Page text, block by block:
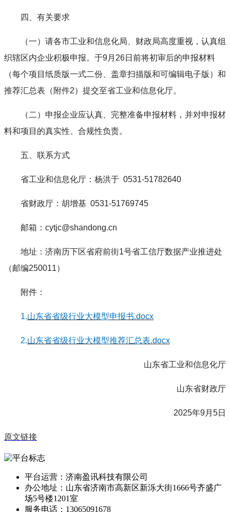
四、有关要求
（一）请各市工业和信息化局、财政局高度重视，认真组
织辖区内企业积极申报。于9月26日前将初审后的申报材料
（每个项目纸质版一式二份、盖章扫描版和可编辑电子版）和
推荐汇总表（附件2）提交至省工业和信息化厅。
（二）申报企业应认真、完整准备申报材料，并对申报材
料和项目的真实性、合规性负责。
五、联系方式
省工业和信息化厅：杨洪于 0531-51782640
省财政厅：胡增基 0531-51769745
邮箱：cytjc@shandong.cn
地址：济南历下区省府前街1号省工信厅数据产业推进处
（邮编250011）
附件：
1.山东省省级行业大模型申报书.docx
2.山东省省级行业大模型推荐汇总表.docx
山东省工业和信息化厅
山东省财政厅
2025年9月5日
原文链接
平台运营：济南盈讯科技有限公司
办公地址：山东省济南市高新区新泺大街1666号齐盛广
场5号楼1201室
服务电话：13065091678